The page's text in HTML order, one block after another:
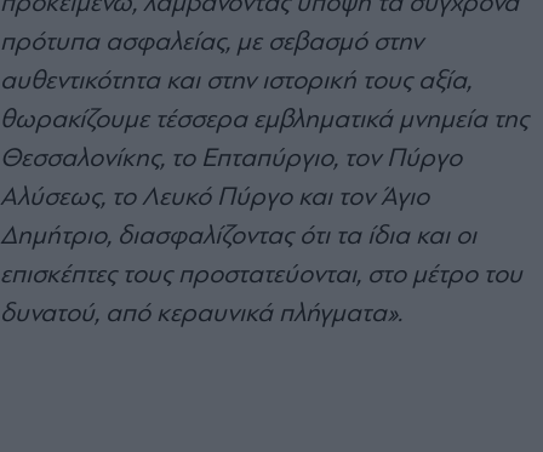
πρότυπα ασφαλείας, με σεβασμό στην
αυθεντικότητα και στην ιστορική τους αξία,
θωρακίζουμε τέσσερα εμβληματικά μνημεία της
Θεσσαλονίκης, το Επταπύργιο, τον Πύργο
Αλύσεως, το Λευκό Πύργο και τον Άγιο
Δημήτριο, διασφαλίζοντας ότι τα ίδια και οι
επισκέπτες τους προστατεύονται, στο μέτρο του
δυνατού, από κεραυνικά πλήγματα».